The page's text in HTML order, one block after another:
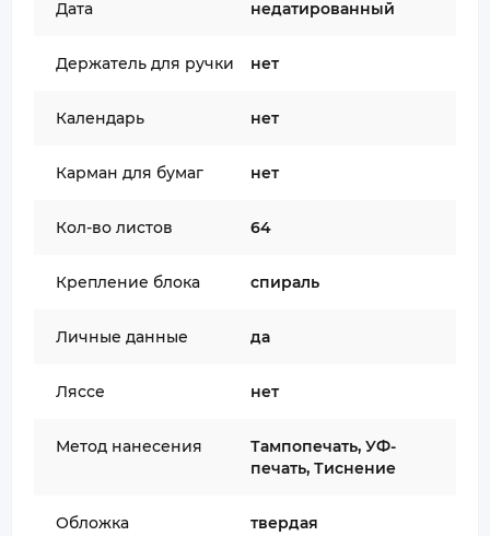
Дата недатированный
Держатель для ручки нет
Календарь нет
Карман для бумаг нет
Кол-во листов 64
Крепление блока спираль
Личные данные да
Ляссе нет
Метод нанесения
Тампопечать, УФ-
печать, Тиснение
Обложка твердая